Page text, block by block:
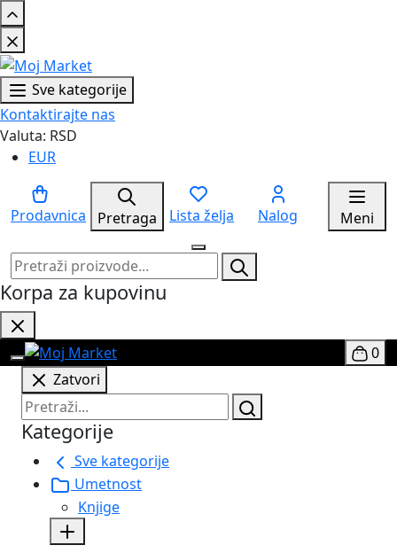
Sve kategorije
Kontaktirajte nas
Valuta: RSD
EUR
Prodavnica Pretraga Lista želja Nalog Meni
Korpa za kupovinu
0
Zatvori
Kategorije
Sve kategorije
Umetnost
Knjige